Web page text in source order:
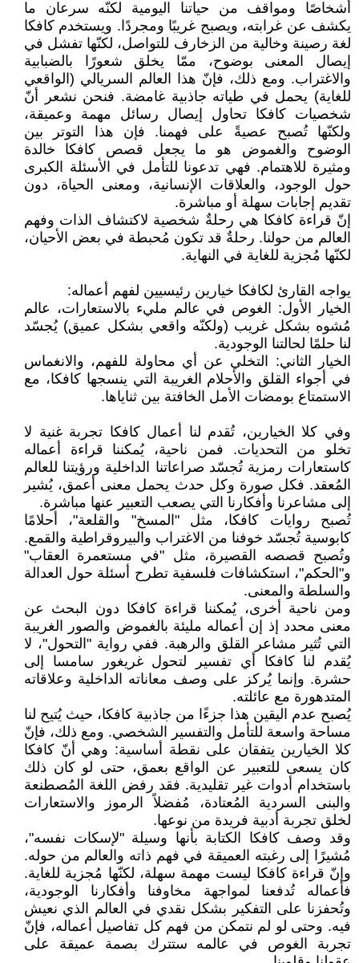
أشخاصًا ومواقف من حياتنا اليومية لكنّه سرعان ما
يكشف عن غرابته، ويصبح غريبًا ومجردًا. ويستخدم كافكا
لغة رصينة وخالية من الزخارف للتواصل، لكنّها تفشل في
إيصال المعنى بوضوح، ممّا يخلق شعورًا بالضبابية
والاغتراب. ومع ذلك، فإنّ هذا العالم السريالي (الواقعي
للغاية) يحمل في طياته جاذبية غامضة. فنحن نشعر أنّ
شخصيات كافكا تحاول إيصال رسائل مهمة وعميقة،
ولكنّها تُصبح عصيةً على فهمنا. فإن هذا التوتر بين
الوضوح والغموض هو ما يجعل قصص كافكا خالدة
ومثيرة للاهتمام. فهي تدعونا للتأمل في الأسئلة الكبرى
حول الوجود، والعلاقات الإنسانية، ومعنى الحياة، دون
تقديم إجابات سهلة أو مباشرة.
إنّ قراءة كافكا هي رحلةٌ شخصية لاكتشاف الذات وفهم
العالم من حولنا. رحلةٌ قد تكون مُحبطة في بعض الأحيان،
لكنّها مُجزية للغاية في النهاية.
يواجه القارئ لكافكا خيارين رئيسيين لفهم أعماله:
الخيار الأول: الغوص في عالم مليء بالاستعارات، عالم
مُشوه بشكل غريب (ولكنّه واقعي بشكل عميق) يُجسّد
لنا حلمًا لحالتنا الوجودية.
الخيار الثاني: التخلي عن أي محاولة للفهم، والانغماس
في أجواء القلق والأحلام الغريبة التي ينسجها كافكا، مع
الاستمتاع بومضات الأمل الخافتة بين ثناياها.
وفي كلا الخيارين، تُقدم لنا أعمال كافكا تجربة غنية لا
تخلو من التحديات. فمن ناحية، يُمكننا قراءة أعماله
كاستعارات رمزية تُجسّد صراعاتنا الداخلية ورؤيتنا للعالم
المُعقد. فكل صورة وكل حدث يحمل معنى أعمق، يُشير
إلى مشاعرنا وأفكارنا التي يصعب التعبير عنها مباشرة.
تُصبح روايات كافكا، مثل "المسخ" والقلعة"، أحلامًا
كابوسية تُجسّد خوفنا من الاغتراب والبيروقراطية والقمع.
وتُصبح قصصه القصيرة، مثل "في مستعمرة العقاب"
و"الحكم"، استكشافات فلسفية تطرح أسئلة حول العدالة
والسلطة والمعنى.
ومن ناحية أخرى، يُمكننا قراءة كافكا دون البحث عن
معنى محدد إذ إن أعماله مليئة بالغموض والصور الغريبة
التي تُثير مشاعر القلق والرهبة. ففي رواية "التحول"، لا
يُقدم لنا كافكا أي تفسير لتحول غريغور سامسا إلى
حشرة. وإنما يُركز على وصف معاناته الداخلية وعلاقاته
المتدهورة مع عائلته.
يُصبح عدم اليقين هذا جزءًا من جاذبية كافكا، حيث يُتيح لنا
مساحة واسعة للتأمل والتفسير الشخصي. ومع ذلك، فإنّ
كلا الخيارين يتفقان على نقطة أساسية: وهي أنّ كافكا
كان يسعى للتعبير عن الواقع بعمق، حتى لو كان ذلك
باستخدام أدوات غير تقليدية. فقد رفض اللغة المُصطنعة
والبنى السردية المُعتادة، مُفضلاً الرموز والاستعارات
لخلق تجربة أدبية فريدة من نوعها.
وقد وصف كافكا الكتابة بأنها وسيلة "لإسكات نفسه"،
مُشيرًا إلى رغبته العميقة في فهم ذاته والعالم من حوله.
وإنّ قراءة كافكا ليست مهمة سهلة، لكنّها مُجزية للغاية.
فأعماله تُدفعنا لمواجهة مخاوفنا وأفكارنا الوجودية،
وتُحفزنا على التفكير بشكل نقدي في العالم الذي نعيش
فيه. وحتى لو لم نتمكن من فهم كل تفاصيل أعماله، فإنّ
تجربة الغوص في عالمه ستترك بصمة عميقة على